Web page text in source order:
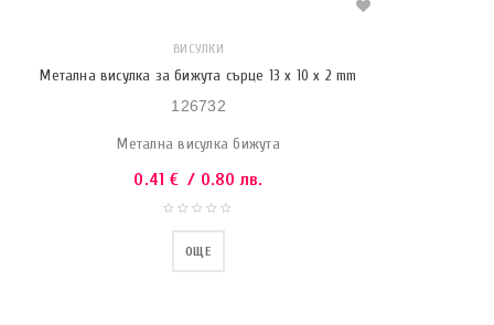
ВИСУЛКИ
Метална висулка за бижута сърце 13 x 10 x 2 mm
126732
Метална висулка бижута
0.41 € / 0.80 лв.
ОЩЕ